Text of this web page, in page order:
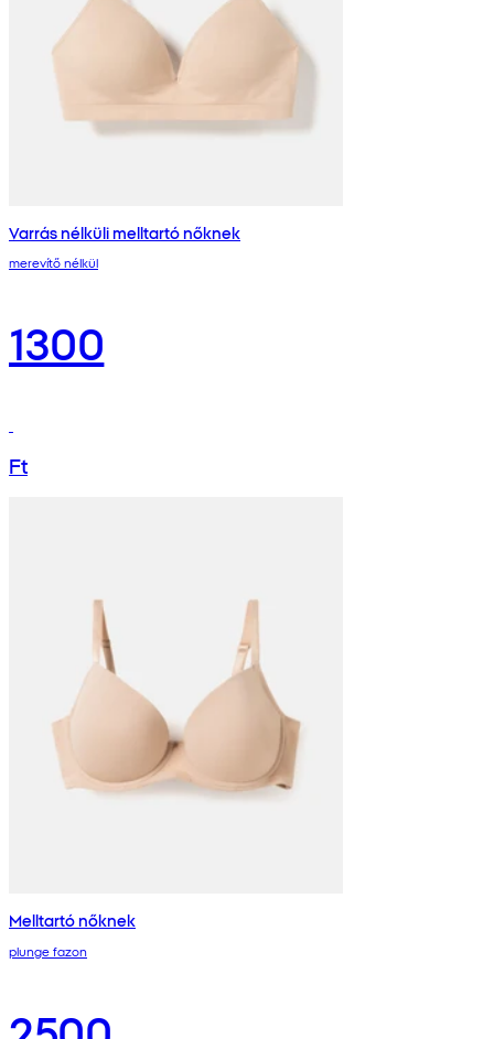
Varrás nélküli melltartó nőknek
merevítő nélkül
1300
Ft
Melltartó nőknek
plunge fazon